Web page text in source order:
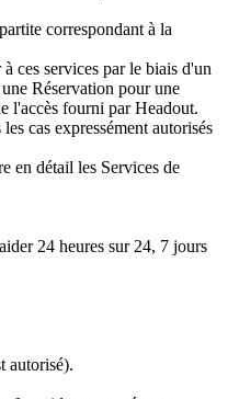
correspondant à la
ces services par le biais d'un
Réservation pour une
l'accès fourni par Headout.
cas expressément autorisés
en détail les Services de
24 heures sur 24, 7 jours
autorisé).